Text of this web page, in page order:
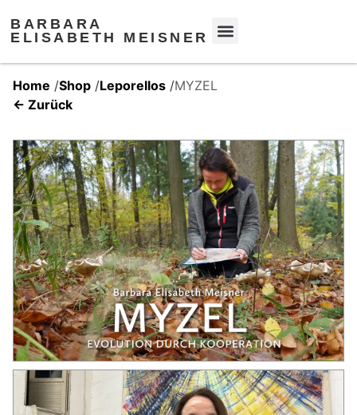
BARBARA
ELISABETH MEISNER
Home /Shop /Leporellos /MYZEL
← Zurück